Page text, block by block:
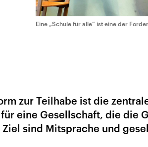
Eine „Schule für alle“ ist eine der
zur Teilhabe ist die
eine Gesellschaft, die die
sind Mitsprache und